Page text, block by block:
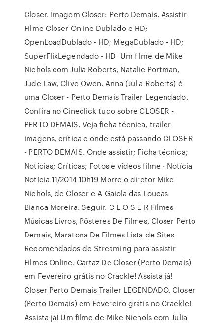
Closer. Imagem Closer: Perto Demais. Assistir
Filme Closer Online Dublado e HD;
OpenLoadDublado - HD; MegaDublado - HD;
SuperFlixLegendado - HD Um filme de Mike
Nichols com Julia Roberts, Natalie Portman,
Jude Law, Clive Owen. Anna (Julia Roberts) é
uma Closer - Perto Demais Trailer Legendado.
Confira no Cineclick tudo sobre CLOSER -
PERTO DEMAIS. Veja ficha técnica, trailer
imagens, crítica e onde está passando CLOSER
- PERTO DEMAIS. Onde assistir; Ficha técnica;
Notícias; Críticas; Fotos e vídeos filme · Notícia
Notícia 11/2014 10h19 Morre o diretor Mike
Nichols, de Closer e A Gaiola das Loucas
Bianca Moreira. Seguir. C L O S E R Filmes
Músicas Livros, Pôsteres De Filmes, Closer Perto
Demais, Maratona De Filmes Lista de Sites
Recomendados de Streaming para assistir
Filmes Online. Cartaz De Closer (Perto Demais)
em Fevereiro grátis no Crackle! Assista já!
Closer Perto Demais Trailer LEGENDADO. Closer
(Perto Demais) em Fevereiro grátis no Crackle!
Assista já! Um filme de Mike Nichols com Julia